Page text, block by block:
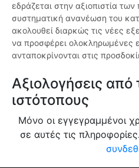
εδράζεται στην αξιοπιστία των
συστηματική ανανέωση του
ακολουθεί διαρκώς τις νέες
να προσφέρει ολοκληρωμένες
ανταποκρίνονται στις
Αξιολογήσεις
ιστότοπους
Μόνο οι εγγεγραμμένοι
σε αυτές τις πληροφορίες.